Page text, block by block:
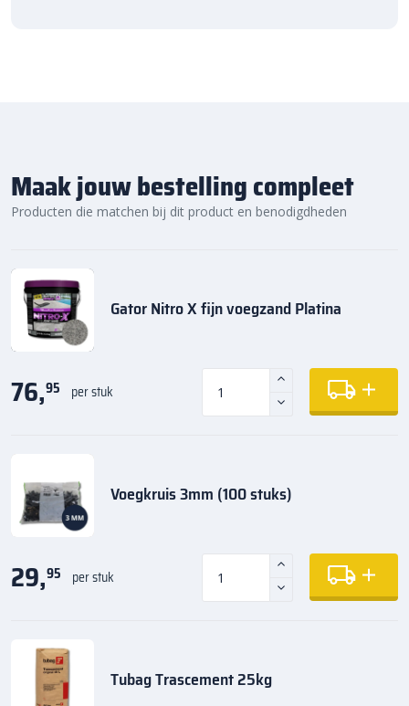
Maak jouw bestelling compleet
Producten die matchen bij dit product en benodigdheden
Gator Nitro X fijn voegzand Platina
76,95 per stuk
Voegkruis 3mm (100 stuks)
29,95 per stuk
Tubag Trascement 25kg